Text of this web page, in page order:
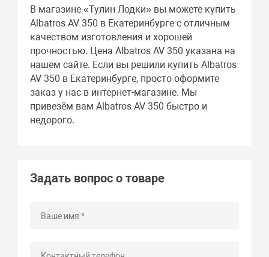
В магазине «Тулин Лодки» вы можете купить
Albatros AV 350 в Екатеринбурге с отличным
качеством изготовления и хорошей
прочностью. Цена Albatros AV 350 указана на
нашем сайте. Если вы решили купить Albatros
AV 350 в Екатеринбурге, просто оформите
заказ у нас в интернет-магазине. Мы
привезём вам Albatros AV 350 быстро и
недорого.
Задать вопрос о товаре